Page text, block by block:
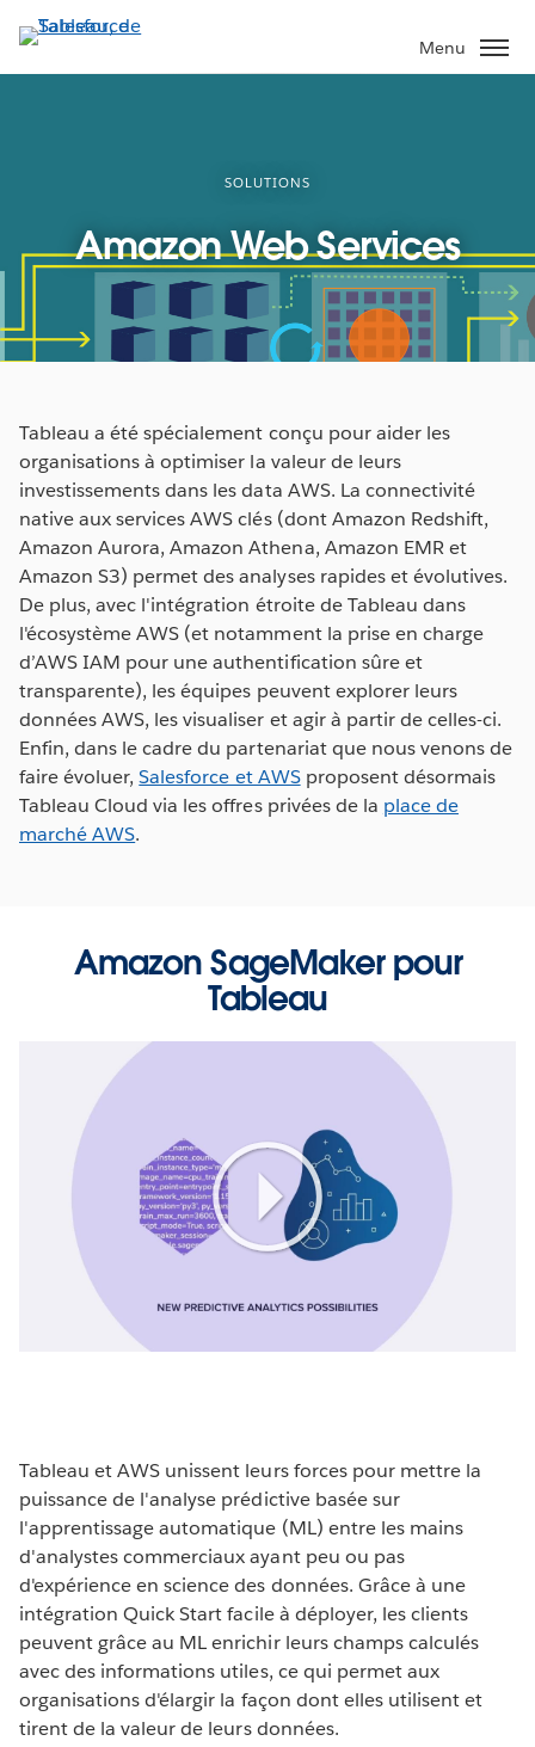
Aller
au
contenu
Menu
SOLUTIONS
Amazon Web Services
Tableau a été spécialement conçu pour aider les
organisations à optimiser la valeur de leurs
investissements dans les data AWS. La connectivité
native aux services AWS clés (dont Amazon Redshift,
Amazon Aurora, Amazon Athena, Amazon EMR et
Amazon S3) permet des analyses rapides et évolutives.
De plus, avec l'intégration étroite de Tableau dans
l'écosystème AWS (et notamment la prise en charge
d’AWS IAM pour une authentification sûre et
transparente), les équipes peuvent explorer leurs
données AWS, les visualiser et agir à partir de celles-ci.
Enfin, dans le cadre du partenariat que nous venons de
faire évoluer,Salesforce et AWSproposent désormais
Tableau Cloud via les offres privées de la place de
marché AWS.
Amazon SageMaker pour
Tableau
Play
Video
Tableau et AWS unissent leurs forces pour mettre la
puissance de l'analyse prédictive basée sur
l'apprentissage automatique (ML) entre les mains
d'analystes commerciaux ayant peu ou pas
d'expérience en science des données. Grâce à une
intégration Quick Start facile à déployer, les clients
peuvent grâce au ML enrichir leurs champs calculés
avec des informations utiles, ce qui permet aux
organisations d'élargir la façon dont elles utilisent et
tirent de la valeur de leurs données.